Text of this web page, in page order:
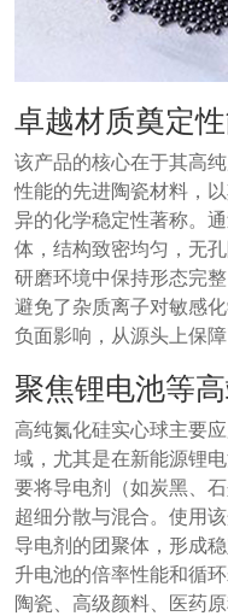
卓越材质奠定
该产品的核心在于其高
性能的先进陶瓷材料，
异的化学稳定性著称。
体，结构致密均匀，无
研磨环境中保持形态完
避免了杂质离子对敏感
负面影响，从源头上保
聚焦锂电池等
高纯氮化硅实心球主要
域，尤其是在新能源锂
要将导电剂（如炭黑、
超细分散与混合。使用
导电剂的团聚体，形成
升电池的倍率性能和循
陶瓷、高级颜料、医药